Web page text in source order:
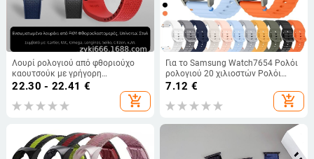
Λουρί ρολογιού από φθοριούχο
καουτσούκ με γρήγορη
απελευθέρωση, συμβατό με
Omega, Seiko και Xitiecheng,
πλάτος 20/22 mm, αξεσουάρ
22.30 - 22.41 €
add_shopping_cart
Για το Samsung Watch7654 Ρολόι
ρολογιού 20 χιλιοστών Ρολόι
ρολογιού 22 χιλιοστών Universal
Wave Stitch Σιλικόνης λουράκι
7.12 €
add_shopping_cart